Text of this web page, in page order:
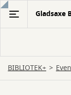
Gå
hovedindhold
Gladsaxe
BIBLIOTEK+